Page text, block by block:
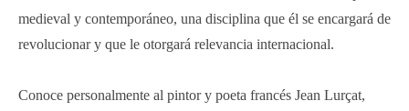
medieval y contemporáneo, una disciplina que él se encargará de
revolucionar y que le otorgará relevancia internacional.
Conoce personalmente al pintor y poeta francés Jean Lurçat,